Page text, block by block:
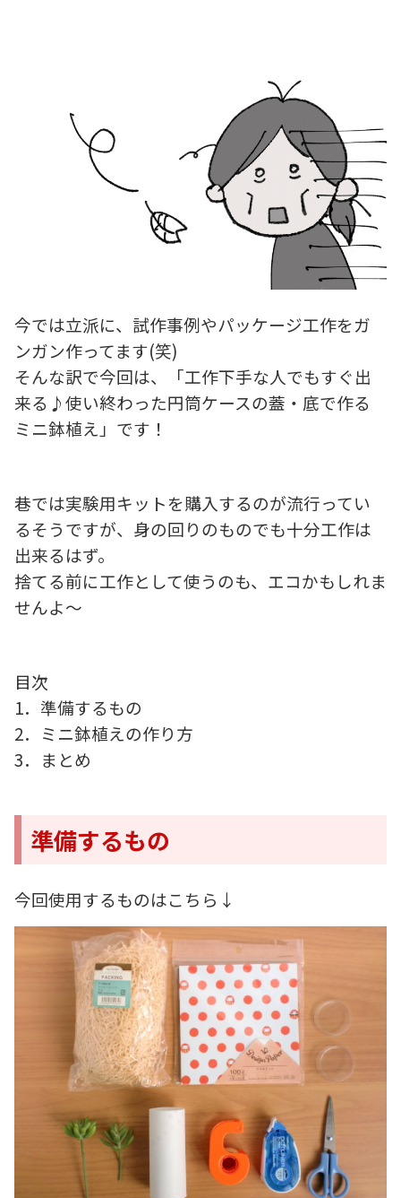
今では立派に、試作事例やパッケージ工作をガ
ンガン作ってます(笑)
そんな訳で今回は、「工作下手な人でもすぐ出
来る♪使い終わった円筒ケースの蓋・底で作る
ミニ鉢植え」です！
巷では実験用キットを購入するのが流行ってい
るそうですが、身の回りのものでも十分工作は
出来るはず。
捨てる前に工作として使うのも、エコかもしれま
せんよ～
目次
1．準備するもの
2．ミニ鉢植えの作り方
3．まとめ
準備するもの
今回使用するものはこちら↓